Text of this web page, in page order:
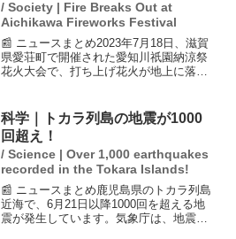
/ Society | Fire Breaks Out at
Aichikawa Fireworks Festival
📰 ニュースまとめ2023年7月18日、滋賀
県愛荘町で開催された愛知川祇園納涼祭
花火大会で、打ち上げ花火が地上に落下
にもけが人はいなかったとのことです。
地元の住民や観客...
科学｜トカラ列島の地震が1000
回超え！
/ Science | Over 1,000 earthquakes
recorded in the Tokara Islands!
📰 ニュースまとめ鹿児島県のトカラ列島
近海で、6月21日以降1000回を超える地
震が発生しています。気象庁は、地震の